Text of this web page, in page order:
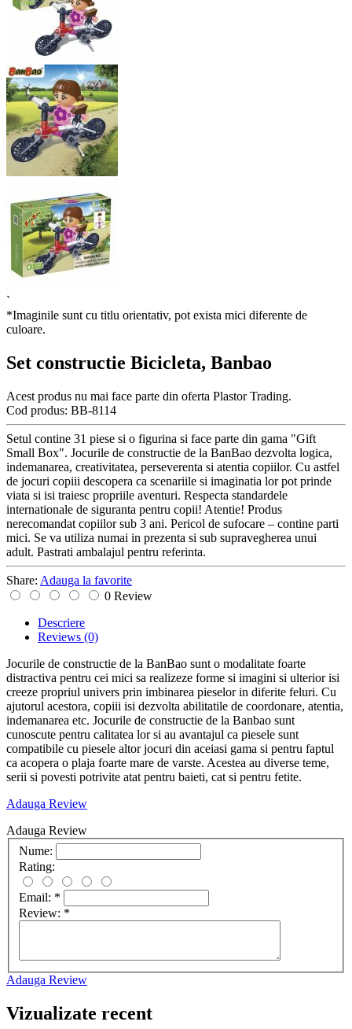
`
*Imaginile sunt cu titlu orientativ, pot exista mici diferente de
culoare.
Set constructie Bicicleta, Banbao
Acest produs nu mai face parte din oferta Plastor Trading.
Cod produs: BB-8114
Setul contine 31 piese si o figurina si face parte din gama "Gift
Small Box". Jocurile de constructie de la BanBao dezvolta logica,
indemanarea, creativitatea, perseverenta si atentia copiilor. Cu astfel
de jocuri copiii descopera ca scenariile si imaginatia lor pot prinde
viata si isi traiesc propriile aventuri. Respecta standardele
internationale de siguranta pentru copii! Atentie! Produs
nerecomandat copiilor sub 3 ani. Pericol de sufocare – contine parti
mici. Se va utiliza numai in prezenta si sub supravegherea unui
adult. Pastrati ambalajul pentru referinta.
Share: Adauga la favorite
0 Review
Descriere
Reviews (0)
Jocurile de constructie de la BanBao sunt o modalitate foarte
distractiva pentru cei mici sa realizeze forme si imagini si ulterior isi
creeze propriul univers prin imbinarea pieselor in diferite feluri. Cu
ajutorul acestora, copiii isi dezvolta abilitatile de coordonare, atentia,
indemanarea etc. Jocurile de constructie de la Banbao sunt
cunoscute pentru calitatea lor si au avantajul ca piesele sunt
compatibile cu piesele altor jocuri din aceiasi gama si pentru faptul
ca acopera o plaja foarte mare de varste. Acestea au diverse teme,
serii si povesti potrivite atat pentru baieti, cat si pentru fetite.
Adauga Review
Adauga Review
Nume:
Rating:
Email: *
Review: *
Adauga Review
Vizualizate recent